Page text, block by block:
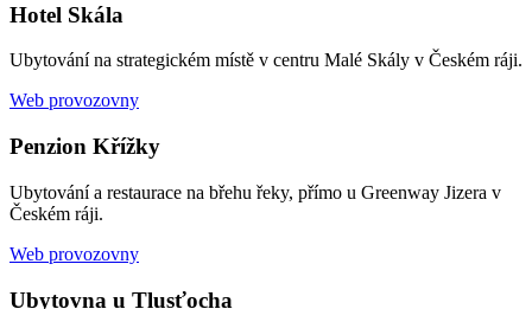
Hotel Skála
Ubytování na strategickém místě v centru Malé Skály v Českém ráji.
Web provozovny
Penzion Křížky
Ubytování a restaurace na břehu řeky, přímo u Greenway Jizera v
Českém ráji.
Web provozovny
Ubytovna u Tlusťocha